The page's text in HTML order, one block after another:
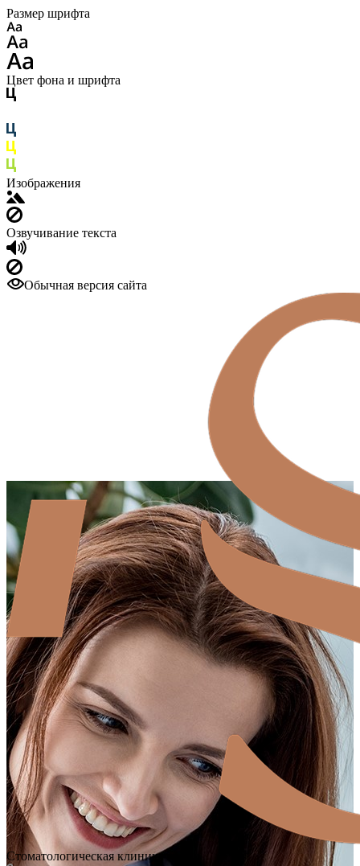
Размер шрифта
Цвет фона и шрифта
Изображения
Озвучивание текста
Обычная версия сайта
Стоматологическая клиника